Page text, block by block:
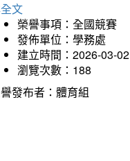
文
榮譽事項：全國競賽
發佈單位：學務處
建立時間：2026-03-02
瀏覽次數：188
發布者：體育組